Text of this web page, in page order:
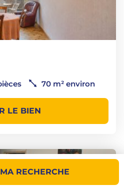
RECHERCHE
70 m² environ
LE BIEN